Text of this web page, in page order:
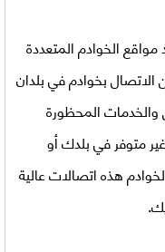
الخوادم المتعددة
بخوادم في بلدان
المحظورة
متوفر في بلدك أو
هذه اتصالات عالية